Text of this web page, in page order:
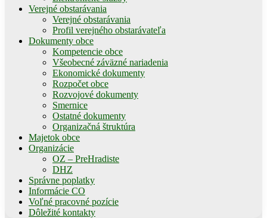
Verejné obstarávania
Verejné obstarávania
Profil verejného obstarávateľa
Dokumenty obce
Kompetencie obce
Všeobecné záväzné nariadenia
Ekonomické dokumenty
Rozpočet obce
Rozvojové dokumenty
Smernice
Ostatné dokumenty
Organizačná štruktúra
Majetok obce
Organizácie
OZ – PreHradiste
DHZ
Správne poplatky
Informácie CO
Voľné pracovné pozície
Dôležité kontakty